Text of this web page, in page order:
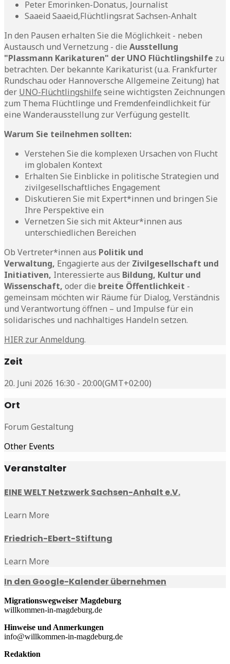
Peter Emorinken-Donatus, Journalist
Saaeid Saaeid,Flüchtlingsrat Sachsen-Anhalt
In den Pausen erhalten Sie die Möglichkeit - neben
Austausch und Vernetzung - die Ausstellung
"Plassmann Karikaturen" der UNO Flüchtlingshilfe zu
betrachten. Der bekannte Karikaturist (u.a. Frankfurter
Rundschau oder Hannoversche Allgemeine Zeitung) hat
der UNO-Flüchtlingshilfe seine wichtigsten Zeichnungen
zum Thema Flüchtlinge und Fremdenfeindlichkeit für
eine Wanderausstellung zur Verfügung gestellt.
Warum Sie teilnehmen sollten:
Verstehen Sie die komplexen Ursachen von Flucht
im globalen Kontext
Erhalten Sie Einblicke in politische Strategien und
zivilgesellschaftliches Engagement
Diskutieren Sie mit Expert*innen und bringen Sie
Ihre Perspektive ein
Vernetzen Sie sich mit Akteur*innen aus
unterschiedlichen Bereichen
Ob Vertreter*innen aus Politik und
Verwaltung, Engagierte aus der Zivilgesellschaft und
Initiativen, Interessierte aus Bildung, Kultur und
Wissenschaft, oder die breite Öffentlichkeit -
gemeinsam möchten wir Räume für Dialog, Verständnis
und Verantwortung öffnen – und Impulse für ein
solidarisches und nachhaltiges Handeln setzen.
HIER zur Anmeldung.
Zeit
20. Juni 2026 16:30 - 20:00(GMT+02:00)
Ort
Forum Gestaltung
Other Events
Veranstalter
EINE WELT Netzwerk Sachsen-Anhalt e.V.
Learn More
Friedrich-Ebert-Stiftung
Learn More
In den Google-Kalender übernehmen
Migrationswegweiser Magdeburg
willkommen-in-magdeburg.de
Hinweise und Anmerkungen
info@willkommen-in-magdeburg.de
Redaktion